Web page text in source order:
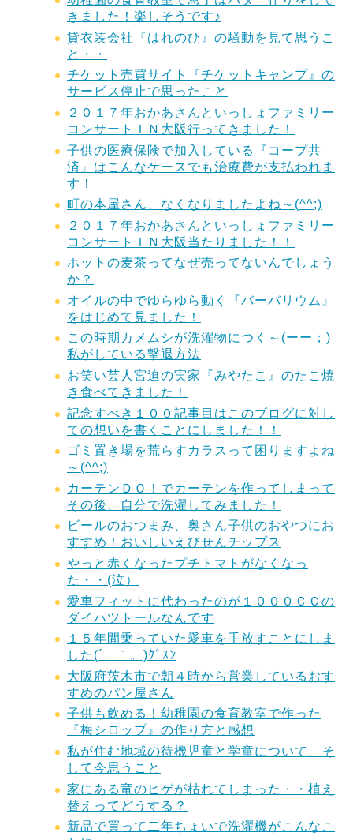
きました！楽しそうです♪
貸衣装会社『はれのひ』の騒動を見て思うこ
と・・
チケット売買サイト『チケットキャンプ』の
サービス停止で思ったこと
２０１７年おかあさんといっしょファミリー
コンサートＩＮ大阪行ってきました！
子供の医療保険で加入している『コープ共
済』はこんなケースでも治療費が支払われま
す！
町の本屋さん、なくなりましたよね～(^^;)
２０１７年おかあさんといっしょファミリー
コンサートＩＮ大阪当たりました！！
ホットの麦茶ってなぜ売ってないんでしょう
か？
オイルの中でゆらゆら動く『バーバリウム』
をはじめて見ました！
この時期カメムシが洗濯物につく～(ーー；)
私がしている撃退方法
お笑い芸人宮迫の実家『みやたこ』のたこ焼
き食べてきました！
記念すべき１００記事目はこのブログに対し
ての想いを書くことにしました！！
ゴミ置き場を荒らすカラスって困りますよね
～(^^;)
カーテンＤＯ！でカーテンを作ってしまって
その後、自分で洗濯してみました！
ビールのおつまみ、奥さん子供のおやつにお
すすめ！おいしいえびせんチップス
やっと赤くなったプチトマトがなくなっ
た・・(泣）
愛車フィットに代わったのが１０００ＣＣの
ダイハツトールなんです
１５年間乗っていた愛車を手放すことにしま
した(´＿｀。)ｸﾞｽﾝ
大阪府茨木市で朝４時から営業しているおす
すめのパン屋さん
子供も飲める！幼稚園の食育教室で作った
『梅シロップ』の作り方と感想
私が住む地域の待機児童と学童について、そ
して今思うこと
家にある竜のヒゲが枯れてしまった・・植え
替えってどうする？
新品で買って二年ちょいで洗濯機がこんなこ